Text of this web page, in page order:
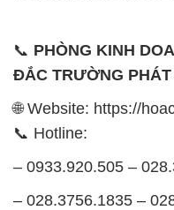
📞 PHÒNG KINH
ĐẮC TRƯỜNG PHÁT
🌐 Website: https://
📞 Hotline:
– 0933.920.505 –
– 028.3756.1835 –